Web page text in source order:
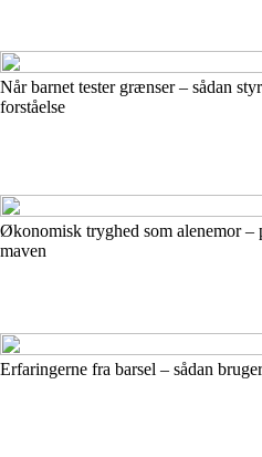
Når barnet tester grænser – sådan
forståelse
Økonomisk tryghed som alenemor –
maven
Erfaringerne fra barsel – sådan